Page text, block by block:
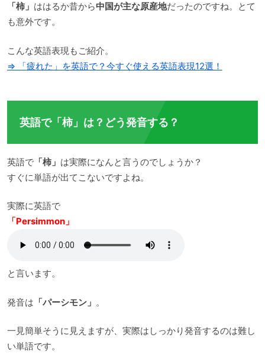
「柿」 ははるか昔から中国が主な原産地だったのですね。とて
も意外です。
こんな英語表現もご紹介。
⇒ 「疲れた」を英語で？今すぐ使える英語表現12選！
英語で「柿」は？どう発音する？
英語で「柿」 は実際になんと言うのでしょうか？
すぐに単語が出てこないですよね。
実際に英語で
「Persimmon」
と言います。
発音は 「パーシモン」 。
一見簡単そうに見えますが、実際はしっかり発音するのは難し
い単語です。